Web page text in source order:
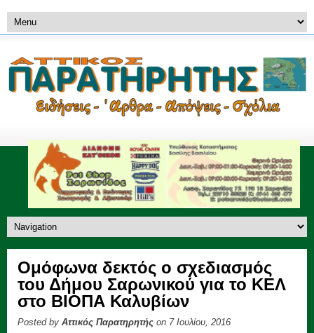
Ομόφωνα δεκτός ο σχεδιασμός
του Δήμου Σαρωνικού για το ΚΕΛ
στο ΒΙΟΠΑ Καλυβίων
Posted by Αττικός Παρατηρητής on 7 Ιουλίου, 2016